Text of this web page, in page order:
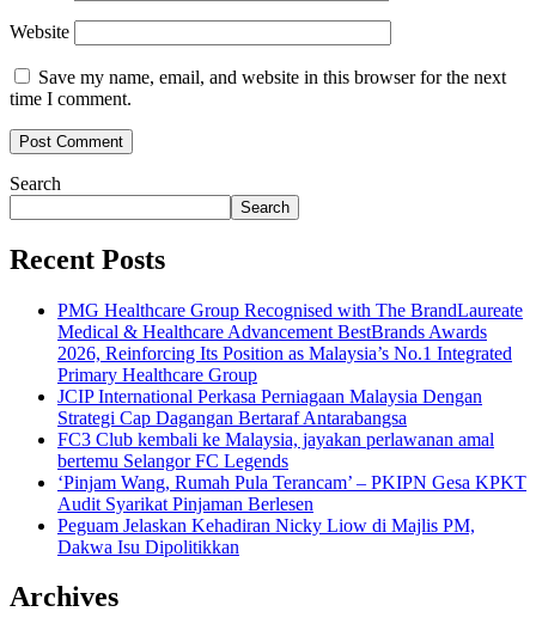
Website
Save my name, email, and website in this browser for the next
time I comment.
Search
Search
Recent Posts
PMG Healthcare Group Recognised with The BrandLaureate
Medical & Healthcare Advancement BestBrands Awards
2026, Reinforcing Its Position as Malaysia’s No.1 Integrated
Primary Healthcare Group
JCIP International Perkasa Perniagaan Malaysia Dengan
Strategi Cap Dagangan Bertaraf Antarabangsa
FC3 Club kembali ke Malaysia, jayakan perlawanan amal
bertemu Selangor FC Legends
‘Pinjam Wang, Rumah Pula Terancam’ – PKIPN Gesa KPKT
Audit Syarikat Pinjaman Berlesen
Peguam Jelaskan Kehadiran Nicky Liow di Majlis PM,
Dakwa Isu Dipolitikkan
Archives